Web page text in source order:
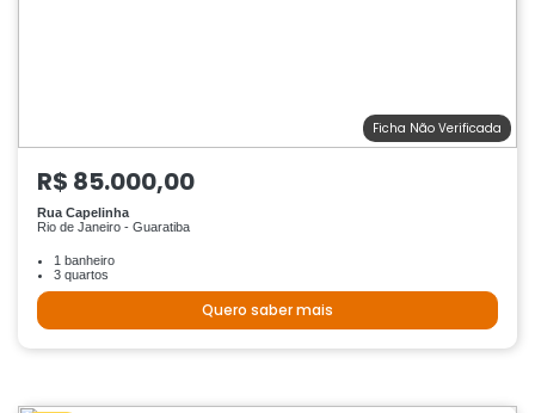
Ficha Não Verificada
R$ 85.000,00
Rua Capelinha
Rio de Janeiro - Guaratiba
1 banheiro
3 quartos
Quero saber mais